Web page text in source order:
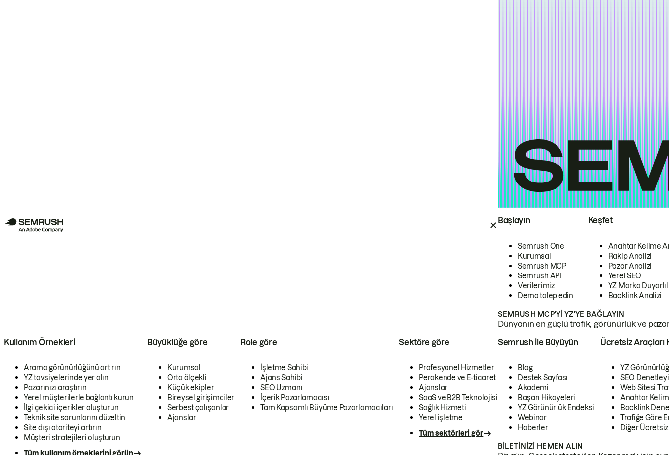
Başlayın
Semrush One
Kurumsal
Semrush MCP
Semrush API
Verilerimiz
Demo talep edin
Keşfet
Anahtar Kelime
Rakip Analizi
Pazar Analizi
Yerel SEO
YZ Marka
Backlink Analizi
SEMRUSH MCP'YI YZ'YE BAĞLAYIN
Dünyanın en güçlü trafik, görünürlük ve
Kullanım Örnekleri
Arama görünürlüğünü artırın
YZ tavsiyelerinde yer alın
Pazarınızı araştırın
Yerel müşterilerle bağlantı kurun
İlgi çekici içerikler oluşturun
Teknik site sorunlarını düzeltin
Site dışı otoriteyi artırın
Müşteri stratejileri oluşturun
Tüm kullanım örneklerini görün
Büyüklüğe göre
Kurumsal
Orta ölçekli
Küçük ekipler
Bireysel girişimciler
Serbest çalışanlar
Ajanslar
Role göre
İşletme Sahibi
Ajans Sahibi
SEO Uzmanı
İçerik Pazarlamacısı
Tam Kapsamlı Büyüme Pazarlamacıları
Sektöre göre
Profesyonel Hizmetler
Perakende ve E-ticaret
Ajanslar
SaaS ve B2B Teknolojisi
Sağlık Hizmeti
Yerel işletme
Tüm sektörleri gör
Semrush ile Büyüyün
Blog
Destek Sayfası
Akademi
Başarı Hikayeleri
YZ Görünürlük Endeksi
Webinar
Haberler
Ücretsiz Araçları
YZ
SEO
Web Sitesi
Anahtar
Backlink
Trafiğe Göre
Diğer
BILETINIZI HEMEN ALIN